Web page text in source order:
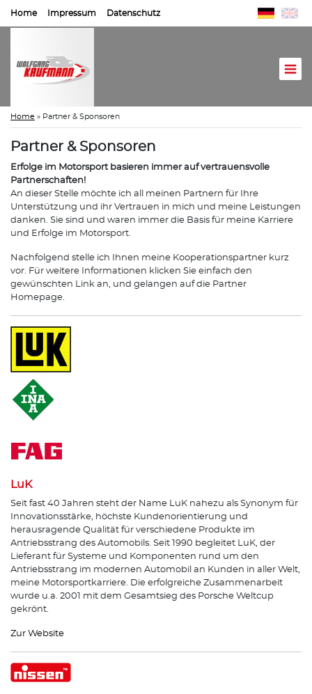
Home Impressum Datenschutz
Home » Partner & Sponsoren
Partner & Sponsoren
Erfolge im Motorsport basieren immer auf vertrauensvolle
Partnerschaften!
An dieser Stelle möchte ich all meinen Partnern für Ihre
Unterstützung und ihr Vertrauen in mich und meine Leistungen
danken. Sie sind und waren immer die Basis für meine Karriere
und Erfolge im Motorsport.
Nachfolgend stelle ich Ihnen meine Kooperationspartner kurz
vor. Für weitere Informationen klicken Sie einfach den
gewünschten Link an, und gelangen auf die Partner
Homepage.
LuK
Seit fast 40 Jahren steht der Name LuK nahezu als Synonym für
Innovationsstärke, höchste Kundenorientierung und
herausragende Qualität für verschiedene Produkte im
Antriebsstrang des Automobils. Seit 1990 begleitet LuK, der
Lieferant für Systeme und Komponenten rund um den
Antriebsstrang im modernen Automobil an Kunden in aller Welt,
meine Motorsportkarriere. Die erfolgreiche Zusammenarbeit
wurde u.a. 2001 mit dem Gesamtsieg des Porsche Weltcup
gekrönt.
Zur Website